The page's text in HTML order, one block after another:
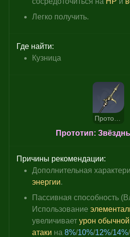
Легко получить.
Где найти:
Кузница
Прототип: Звёздный блеск
Прототип:
Причины рекомендации:
Дополнительная
энергии.
Пассивная способность
Использование
увеличивает урон обычной
атаки на 8%/10%/12%/14%/